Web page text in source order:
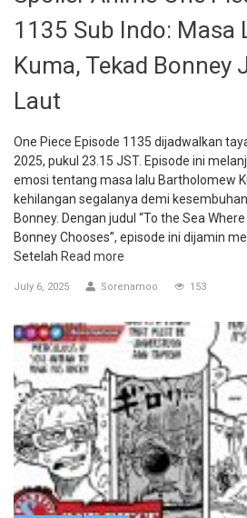
1135 Sub Indo: Masa
Kuma, Tekad Bonney
Laut
One Piece Episode 1135 dijadwalkan
2025, pukul 23.15 JST. Episode ini
emosi tentang masa lalu Bartholomew
kehilangan segalanya demi
Bonney. Dengan judul “To the Sea
Bonney Chooses”, episode ini dijamin
Setelah Read more
July 6, 2025 Sorenamoo 153